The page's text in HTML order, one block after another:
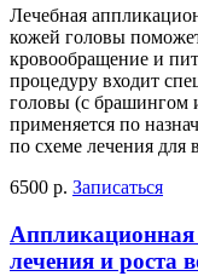
Лечебная
кожей головы
кровообращение и
процедуру входит
головы (с брашингом
применяется по
по схеме лечения для
6500 р. Записаться
Аппликационная
лечения и роста